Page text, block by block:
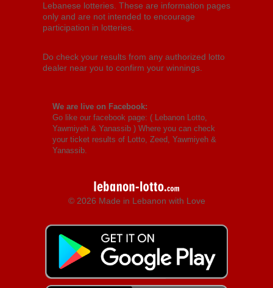
Lebanese lotteries. These are information pages
only and are not intended to encourage
participation in lotteries.
Do check your results from any authorized lotto
dealer near you to confirm your winnings.
We are live on Facebook:
Go like our facebook page: ( Lebanon Lotto,
Yawmiyeh & Yanassib ) Where you can check
your ticket results of Lotto, Zeed, Yawmiyeh &
Yanassib.
© 2026 Made in Lebanon with Love